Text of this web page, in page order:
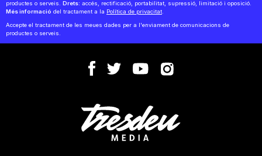
productes o serveis. Drets: accés, rectificació, portabilitat, supressió, limitació i oposició.
Més informació del tractament a la Política de privacitat
Accepte el tractament de les meues dades per a l'enviament de comunicacions de
productes o serveis.